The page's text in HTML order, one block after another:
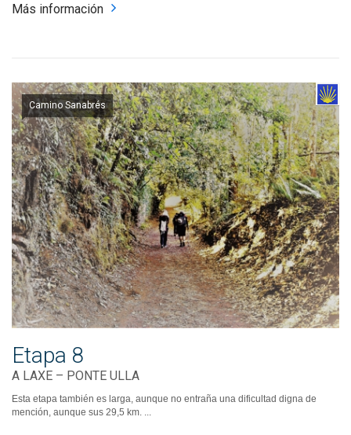
Más información
Camino Sanabrés
Etapa 8
A LAXE – PONTE ULLA
Esta etapa también es larga, aunque no entraña una dificultad digna de
mención, aunque sus 29,5 km. ...